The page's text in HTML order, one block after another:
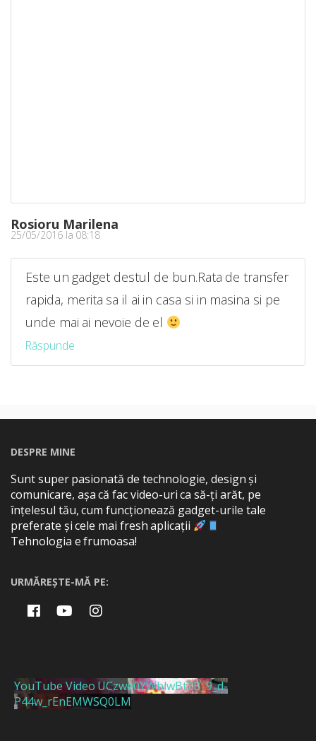
Rosioru Marilena
25/05/2016 la 08:18
Este un gadget destul de bun.Rata de transfer
rapida, merita sa il ai in casa si in masina si pe
unde mai ai nevoie de el
Răspunde
DESPRE MINE
Sunt super pasionată de technologie, design și
comunicare, așa că fac video-uri ca să-ți arăt, pe
înțelesul tău, cum funcționează gadget-urile tale
preferate și cele mai fresh aplicații
Tehnologia e frumoasa!
URMĂREȘTE-MĂ PE:
YouTube Video UCzwe0YWblwBt2B_9_d-
P44w_rEnEMWSQ0LM